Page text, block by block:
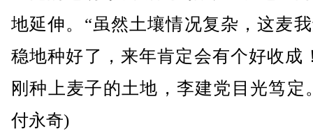
地延伸。“虽然土壤情况复杂，这麦
稳地种好了，来年肯定会有个好收成
刚种上麦子的土地，李建党目光笃定
付永奇)